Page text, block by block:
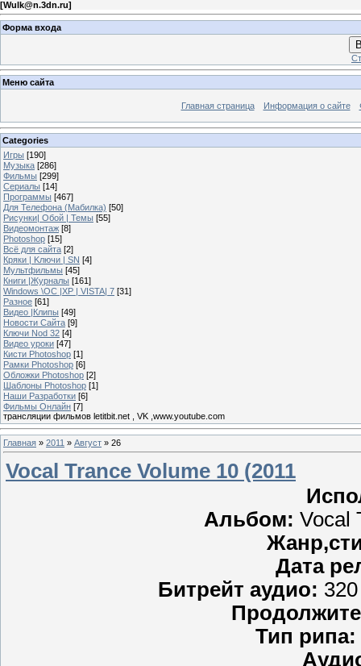
[Wulk@n.3dn.ru]
Форма входа
Меню сайта
Главная страница Информация о сайте
Categories
Игры [190]
Музыка [286]
Фильмы [299]
Сериалы [14]
Программы [467]
Для Телефона (Мабилка) [50]
Рисунки| Обой | Темы [55]
Видеомонтаж [8]
Photoshop [15]
Всё для сайта [2]
Кряки | Kлючи | SN [4]
Мультфильмы [45]
Книги |Журналы [161]
Windows \OC |XP | VISTA| 7 [31]
Разное [61]
Видео |Клипы [49]
Новости Сайта [9]
Ключи Nod 32 [4]
Видео уроки [47]
Кисти Photoshop [1]
Рамки Photoshop [6]
Обложки Photoshop [2]
Шаблоны Photoshop [1]
Наши Разработки [6]
Фильмы Онлайн [7]
трансляции фильмов letitbit.net , VK ,www.youtube.com
Главная » 2011 » Август » 26
Vocal Trance Volume 10 (2011
Альбом: Vocal
Дата
Битрейт аудио:
Тип рипа: